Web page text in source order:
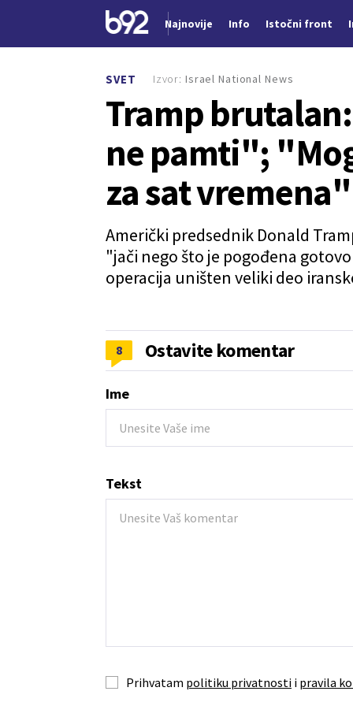
Najnovije Info Istočni front
SVET
Tramp
ne pamti";
za sat vremena"
Američki predsednik Donald
"jači nego što je pogođena
operacija uništen veliki deo
Izvor: Israel National News
8 Ostavite komentar
Ime
Tekst
Prihvatam politiku privatnosti i pravila